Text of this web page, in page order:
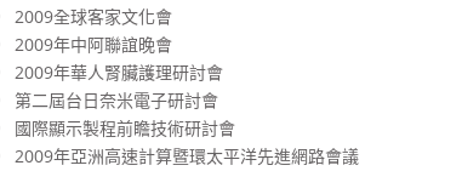
2009全球客家文化會
2009年中阿聯誼晚會
2009年華人腎臟護理研討會
第二屆台日奈米電子研討會
國際顯示製程前瞻技術研討會
2009年亞洲高速計算暨環太平洋先進網路會議